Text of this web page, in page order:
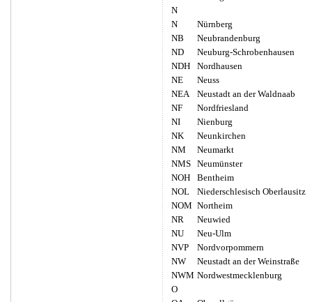
N
N
Nürnberg
NB
Neubrandenburg
ND
Neuburg-Schrobenhausen
NDH
Nordhausen
NE
Neuss
NEA
Neustadt an der Waldnaab
NF
Nordfriesland
NI
Nienburg
NK
Neunkirchen
NM
Neumarkt
NMS Neumünster
NOH
Bentheim
NOL
Niederschlesisch Oberlausitz
NOM Northeim
NR
Neuwied
NU
Neu-Ulm
NVP
Nordvorpommern
NW
Neustadt an der Weinstraße
NWM Nordwestmecklenburg
O